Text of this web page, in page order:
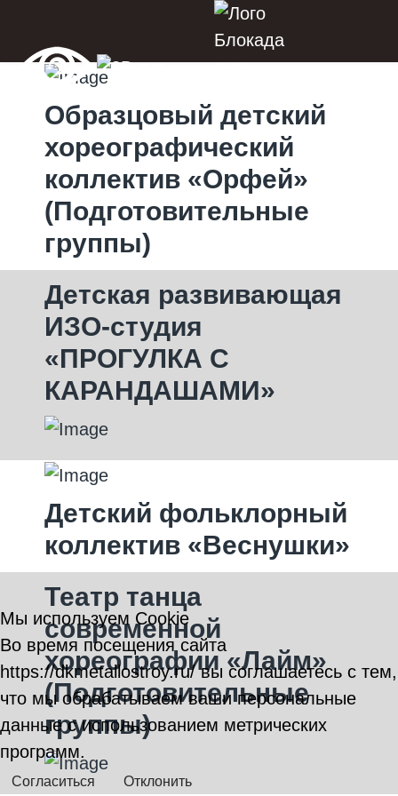
Образцовый детский
хореографический
коллектив «Орфей»
(Подготовительные
группы)
Детская развивающая
ИЗО-студия
«ПРОГУЛКА С
КАРАНДАШАМИ»
Детский фольклорный
коллектив «Веснушки»
Театр танца
современной
хореографии «Лайм»
(Подготовительные
группы)
Мы используем Cookie
Во время посещения сайта
https://dkmetallostroy.ru/ вы соглашаетесь с тем,
что мы обрабатываем ваши персональные
данные с использованием метрических
программ.
Согласиться Отклонить